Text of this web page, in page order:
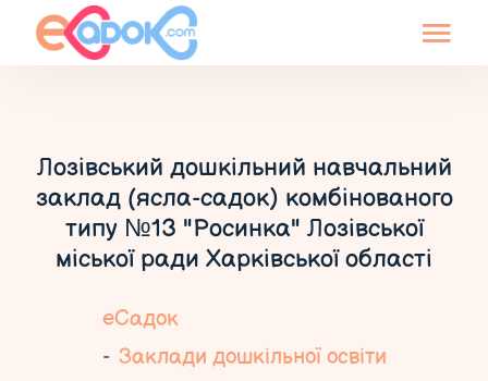
Лозівський дошкільний навчальний
заклад (ясла-садок) комбінованого
типу №13 "Росинка" Лозівської
міської ради Харківської області
еСадок
Заклади дошкільної освіти